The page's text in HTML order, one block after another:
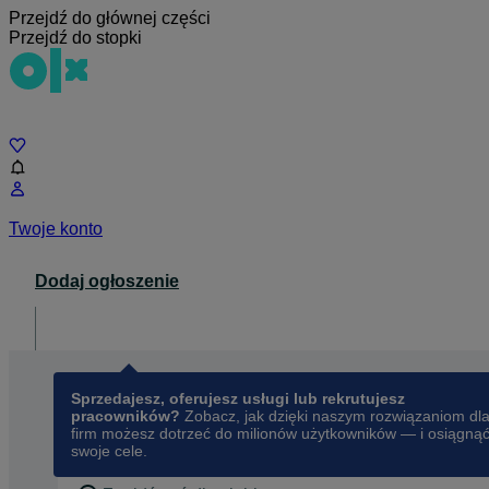
Przejdź do głównej części
Przejdź do stopki
Twoje konto
Dodaj ogłoszenie
Sprzedajesz, oferujesz usługi lub rekrutujesz
pracowników? Zobacz, jak dzięki naszym rozwiązaniom dla
firm możesz dotrzeć do milionów użytkowników — i osiągnąć
swoje cele.